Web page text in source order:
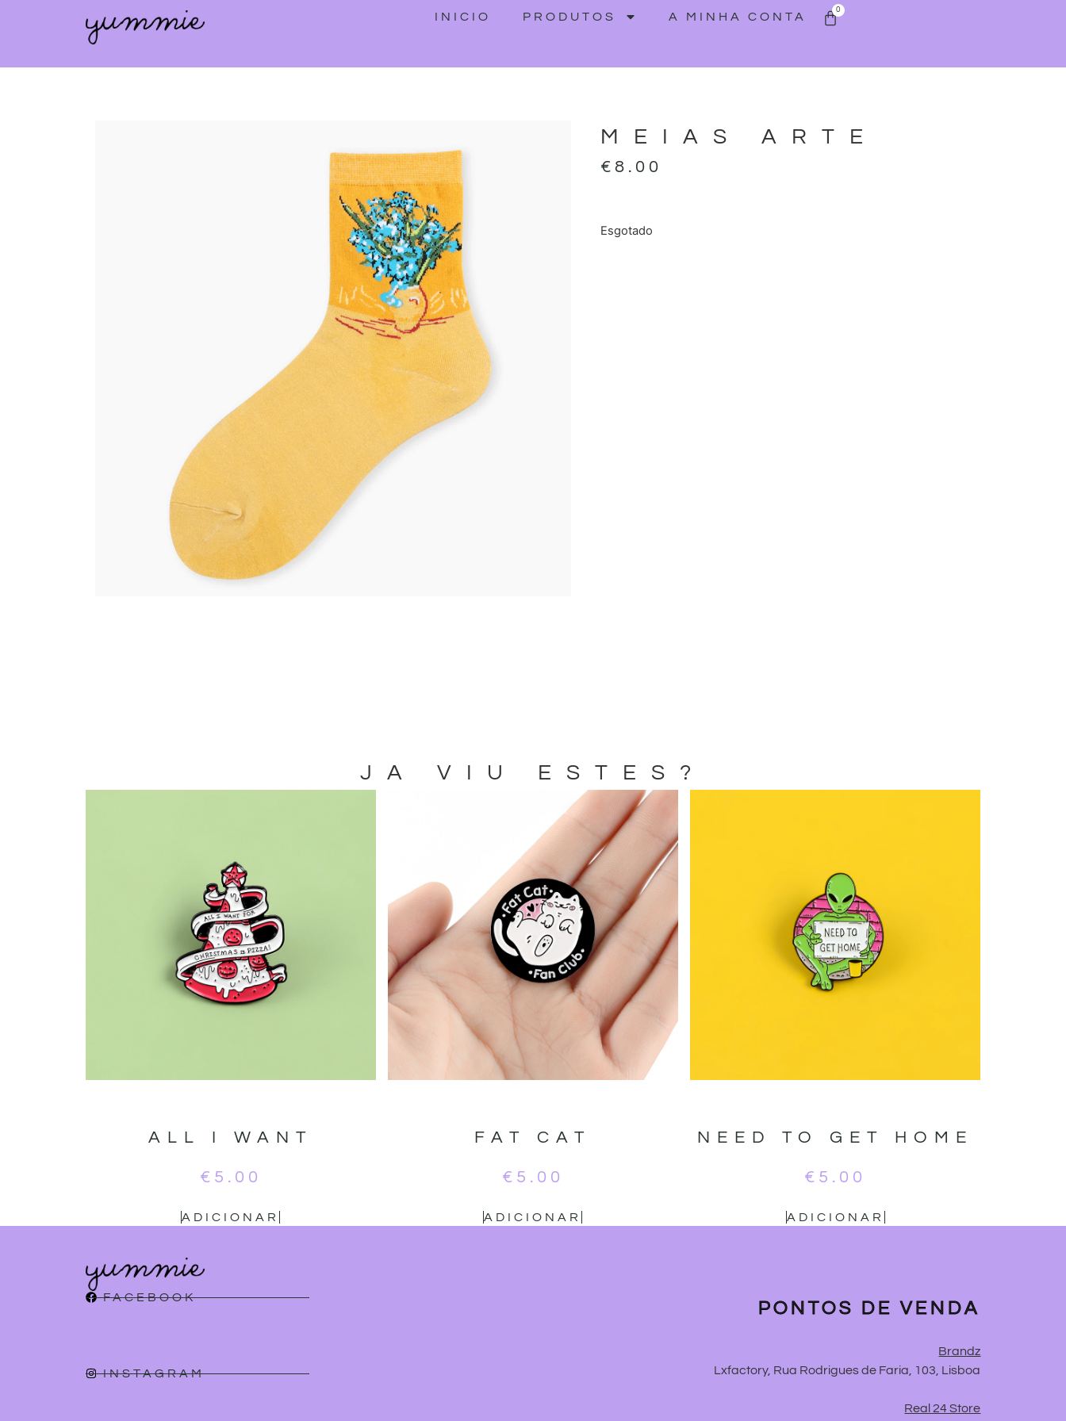
INICIO PRODUTOS A MINHA CONTA
0
MEIAS ARTE
€8.00
Esgotado
JA VIU ESTES?
ALL I WANT
€ 5.00
ADICIONAR
FAT CAT
€ 5.00
ADICIONAR
NEED TO GET HOME
€ 5.00
ADICIONAR
FACEBOOK
INSTAGRAM
PONTOS DE VENDA
Brandz
Lxfactory, Rua Rodrigues de Faria, 103, Lisboa
Real 24 Store